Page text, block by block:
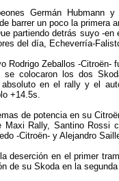
Germán Hubmann
barrer un poco la primera
partiendo detrás suyo -
del día, Echeverría-
Rodrigo Zeballos -Citroën-
se colocaron los dos
absoluto en el rally y el
+14.5s.
de potencia en su
Maxi Rally, Santino Rossi
-Citroën- y Alejandro
deserción en el primer
de su Skoda en la